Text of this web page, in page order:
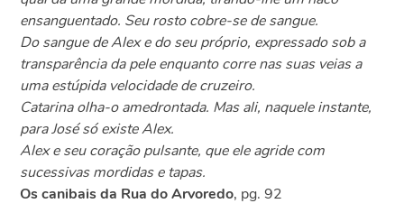
ensanguentado. Seu rosto cobre-se de sangue.
Do sangue de Alex e do seu próprio, expressado sob a
transparência da pele enquanto corre nas suas veias a
uma estúpida velocidade de cruzeiro.
Catarina olha-o amedrontada. Mas ali, naquele instante,
para José só existe Alex.
Alex e seu coração pulsante, que ele agride com
sucessivas mordidas e tapas.
Os canibais da Rua do Arvoredo, pg. 92